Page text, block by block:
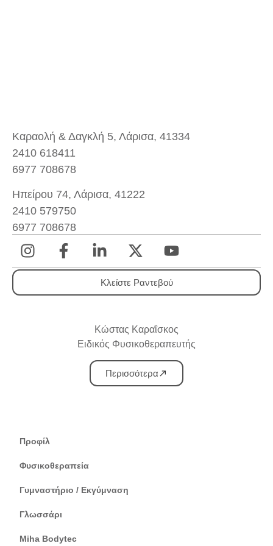
Καραολή & Δαγκλή 5, Λάρισα, 41334
2410 618411
6977 708678
Ηπείρου 74, Λάρισα, 41222
2410 579750
6977 708678
Κλείστε Ραντεβού
Κώστας Καραΐσκος
Ειδικός Φυσικοθεραπευτής
Περισσότερα
Προφίλ
Φυσικοθεραπεία
Γυμναστήριο / Εκγύμναση
Γλωσσάρι
Miha Bodytec